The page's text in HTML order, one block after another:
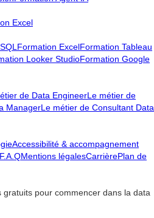
Excel
Formation ExcelFormation Tableau
Looker StudioFormation Google
de Data EngineerLe métier de
ManagerLe métier de Consultant Data
Accessibilité & accompagnement
F.A.QMentions légalesCarrièrePlan de
pour commencer dans la data